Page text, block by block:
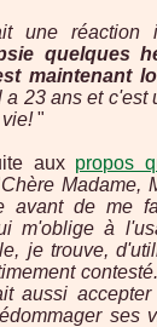
une réaction
quelques
maintenant
a 23 ans et c'est
"
aux propos
Chère Madame,
avant de me
m'oblige à
je trouve,
aussi
ses